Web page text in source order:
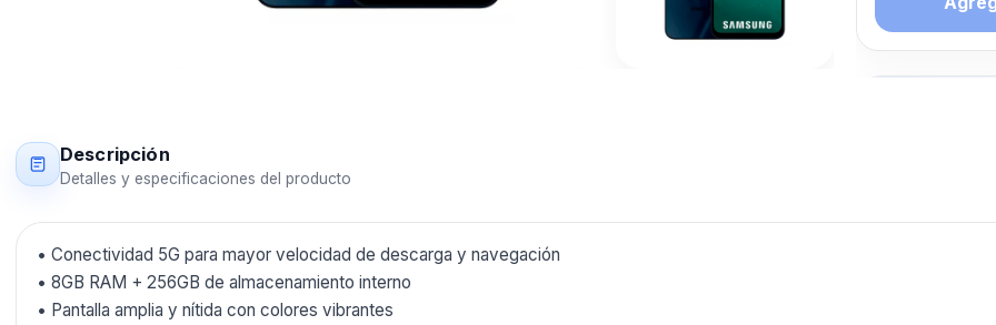
explorando
Descripción
Detalles y especificaciones del producto
• Conectividad 5G para mayor velocidad de descarga y navegación
• 8GB RAM + 256GB de almacenamiento interno
• Pantalla amplia y nítida con colores vibrantes